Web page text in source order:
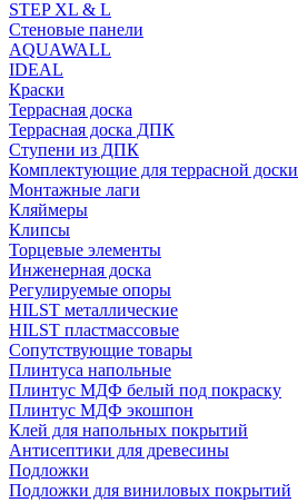
STEP XL & L
Стеновые панели
AQUAWALL
IDEAL
Краски
Террасная доска
Террасная доска ДПК
Ступени из ДПК
Комплектующие для террасной доски
Монтажные лаги
Кляймеры
Клипсы
Торцевые элементы
Инженерная доска
Регулируемые опоры
HILST металлические
HILST пластмассовые
Сопутствующие товары
Плинтуса напольные
Плинтус МДФ белый под покраску
Плинтус МДФ экошпон
Клей для напольных покрытий
Антисептики для древесины
Подложки
Подложки для виниловых покрытий